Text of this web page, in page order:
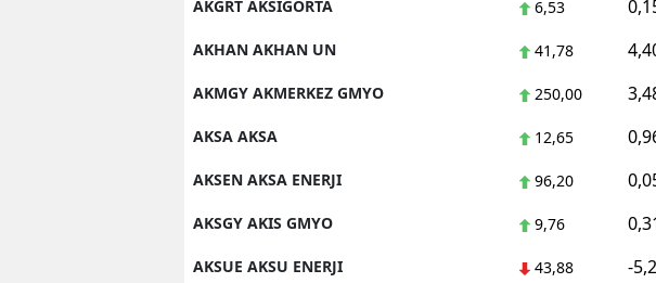
AKGRT AKSIGORTA 6,53
AKHAN AKHAN UN 41,78
AKMGY AKMERKEZ GMYO 250,00
AKSA AKSA 12,65
AKSEN AKSA ENERJI 96,20
AKSGY AKIS GMYO 9,76
AKSUE AKSU ENERJI 43,88 -